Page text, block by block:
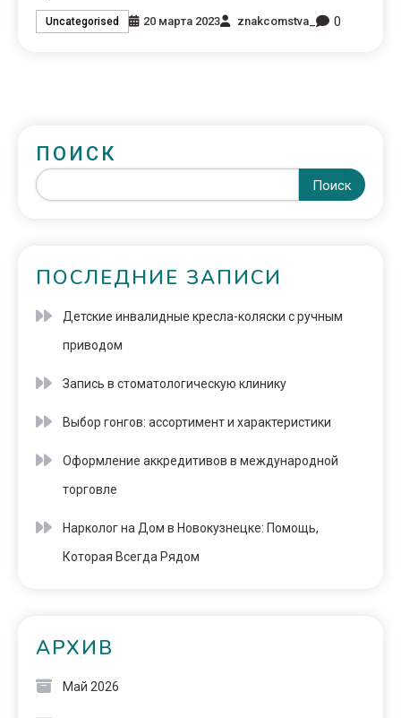
Uncategorised 20 марта 2023 znakcomstva_ 0
ПОИСК
Поиск
ПОСЛЕДНИЕ ЗАПИСИ
Детские инвалидные кресла-коляски с ручным
приводом
Запись в стоматологическую клинику
Выбор гонгов: ассортимент и характеристики
Оформление аккредитивов в международной
торговле
Нарколог на Дом в Новокузнецке: Помощь,
Которая Всегда Рядом
АРХИВ
Май 2026